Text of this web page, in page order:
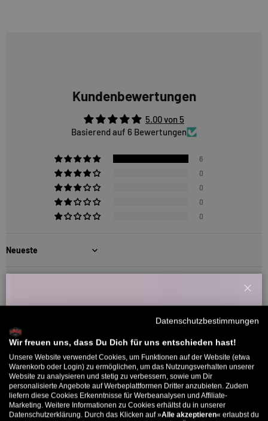
Kundenbewertungen
5.00 von 5
Basierend auf 6 Bewertungen
6
0
0
0
0
Sort by
Mein Kind liebt die Schuhe
Mein Kind hat sich riesig gefreut und liebt diese Schuhe.
07/04/2026
Mario
Willkommensbonus
Willkommens-Rabattcode direkt per Mail zugeschickt.
Bis zu 11% Rabatt auf deine erste Bestellung. Aufgepasst: Du
kannst nur 1x wählen! 🤫
5% ab €80 9% ab €100 11% ab €150 🔥
Datenschutzbestimmungen
Wir freuen uns, dass Du Dich für uns entschieden hast!
Unsere Website verwendet Cookies, um Funktionen auf der Website (etwa
Warenkorb oder Login) zu ermöglichen, um das Nutzungsverhalten unserer
Website zu analysieren und stetig zu verbessern, sowie um Dir
personalisierte Angebote auf Werbeplattformen Dritter anzubieten. Zudem
liefern diese Cookies Erkenntnisse für Werbeanalysen und Affiliate-
Marketing. Weitere Informationen zu Cookies erhältst du in unserer
Datenschutzerklärung. Durch das Klicken auf »Alle akzeptieren« erlaubst du